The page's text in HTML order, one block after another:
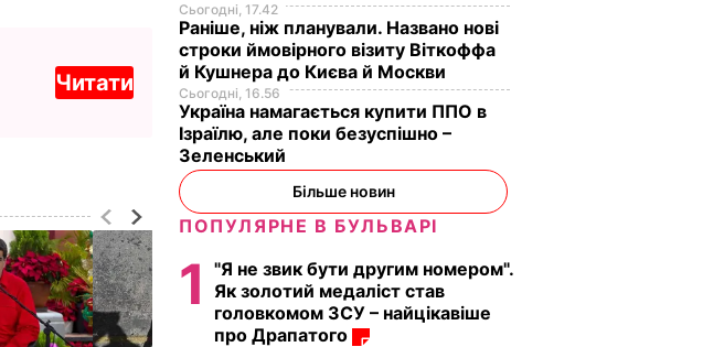
Читати
Сьогодні, 17.42
Раніше, ніж планували. Названо нові
строки ймовірного візиту Віткоффа
й Кушнера до Києва й Москви
Сьогодні, 16.56
Україна намагається купити ППО в
Ізраїлю, але поки безуспішно –
Зеленський
Більше новин
ПОПУЛЯРНЕ В БУЛЬВАРІ
1
"Я не звик бути другим номером".
Як золотий медаліст став
головкомом ЗСУ – найцікавіше
про Драпатого